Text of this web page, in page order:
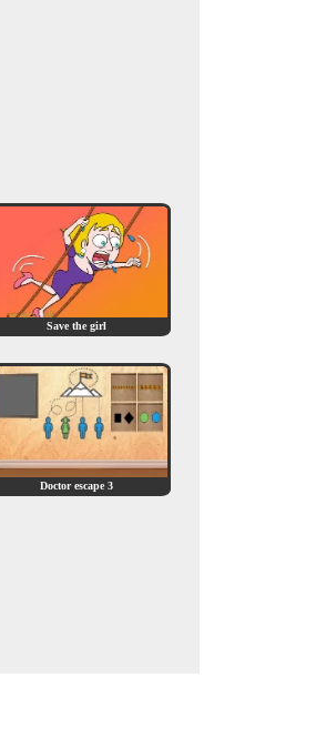
Save the girl
Doctor escape 3